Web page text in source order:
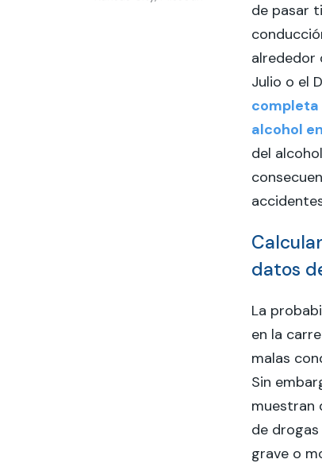
de pasar
alrededor
Julio o el
completa
alcohol
del
datos
La
en la
malas
Sin
muestran
de
grave o